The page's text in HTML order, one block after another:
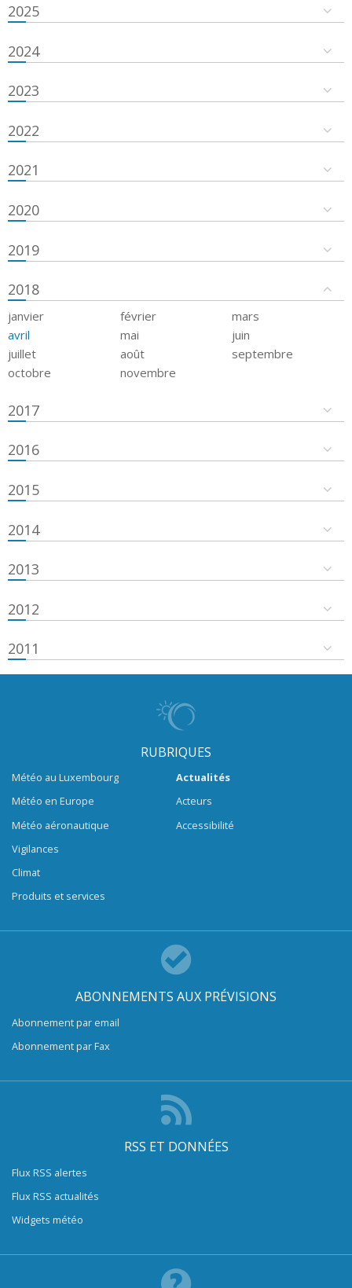
2025
2024
2023
2022
2021
2020
2019
2018
janvier février
mars
avril
mai
juin
juillet
août
septembre
octobre
novembre
2017
2016
2015
2014
2013
2012
2011
RUBRIQUES
Météo au Luxembourg
Météo en Europe
Météo aéronautique
Vigilances
Climat
Produits et services
Actualités
Acteurs
Accessibilité
ABONNEMENTS AUX PRÉVISIONS
Abonnement par email
Abonnement par Fax
RSS ET DONNÉES
Flux RSS alertes
Flux RSS actualités
Widgets météo